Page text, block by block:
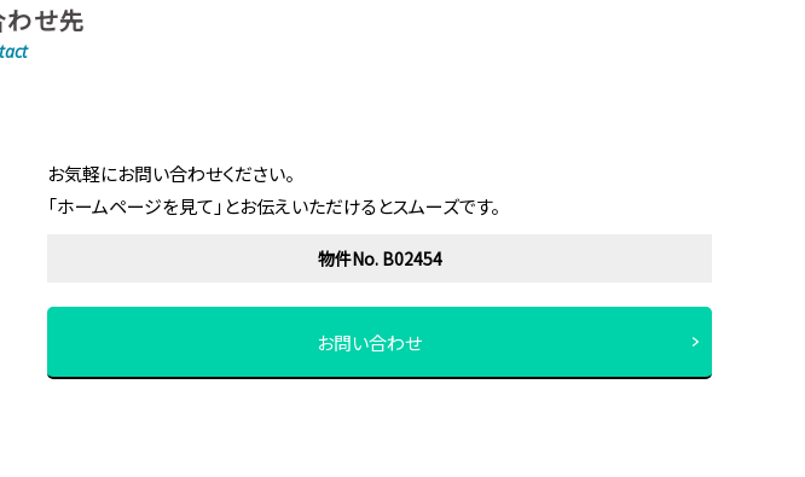
せ先
お気軽にお問い合わせください。
「ホームページを見て」とお伝えいただけるとスムーズです。
物件No. B02454
お問い合わせ